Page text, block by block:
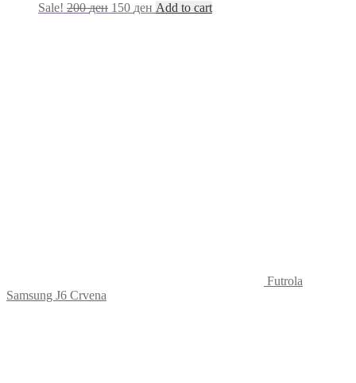
Sale! 200ден 150 ден Add to cart
Futrola
Samsung J6 Crvena